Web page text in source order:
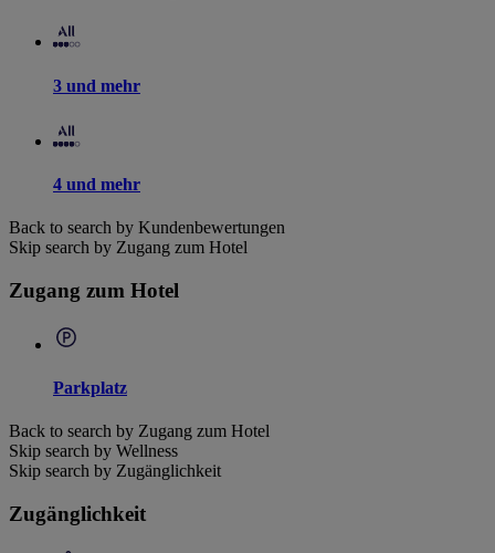
3 und mehr
4 und mehr
Back to search by Kundenbewertungen
Skip search by Zugang zum Hotel
Zugang zum Hotel
Parkplatz
Back to search by Zugang zum Hotel
Skip search by Wellness
Skip search by Zugänglichkeit
Zugänglichkeit